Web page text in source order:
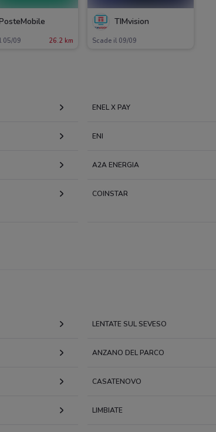
05/09 26.2 km
TIMvision
Scade il 09/09
ENEL X PAY
ENI
A2A ENERGIA
COINSTAR
LENTATE SUL SEVESO
ANZANO DEL PARCO
CASATENOVO
LIMBIATE